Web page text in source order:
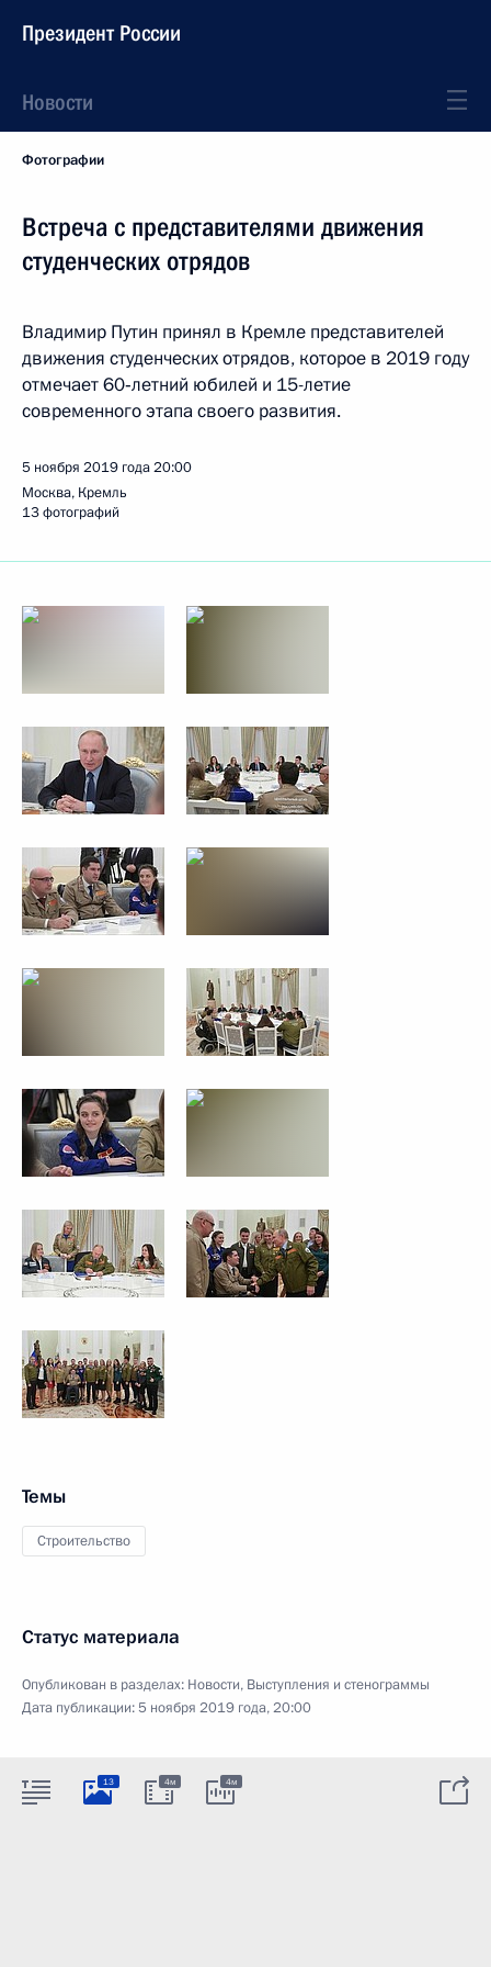
Президент России
Новости
Фотографии
Встреча с представителями движения
студенческих отрядов
Владимир Путин принял в Кремле представителей
движения студенческих отрядов, которое в 2019 году
отмечает 60‑летний юбилей и 15-летие
современного этапа своего развития.
5 ноября 2019 года20:00
Москва, Кремль
13 фотографий
Темы
Строительство
Статус материала
Опубликован в разделах: Новости, Выступления и стенограммы
Дата публикации:5 ноября 2019 года, 20:00
13 4м 4м